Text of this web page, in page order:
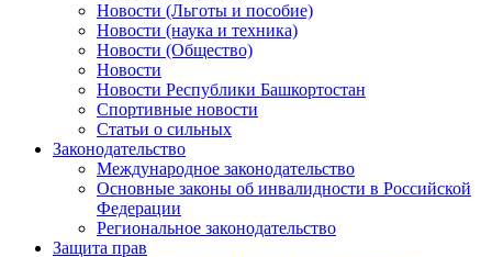
Новости (Льготы и пособие)
Новости (наука и техника)
Новости (Общество)
Новости
Новости Республики Башкортостан
Спортивные новости
Статьи о сильных
Законодательство
Международное законодательство
Основные законы об инвалидности в Российской
Федерации
Региональное законодательство
Защита прав